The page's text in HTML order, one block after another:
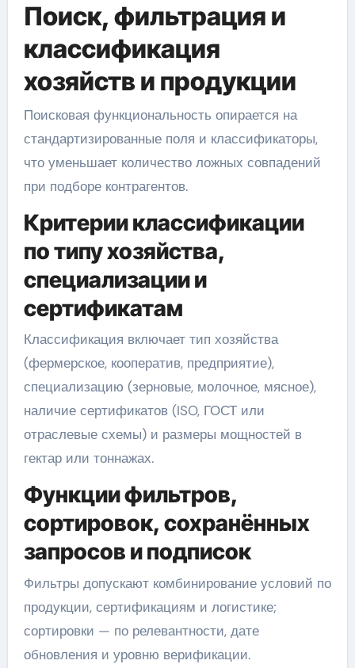
Поиск, фильтрация и
классификация
хозяйств и продукции
Поисковая функциональность опирается на
стандартизированные поля и классификаторы,
что уменьшает количество ложных совпадений
при подборе контрагентов.
Критерии классификации
по типу хозяйства,
специализации и
сертификатам
Классификация включает тип хозяйства
(фермерское, кооператив, предприятие),
специализацию (зерновые, молочное, мясное),
наличие сертификатов (ISO, ГОСТ или
отраслевые схемы) и размеры мощностей в
гектар или тоннажах.
Функции фильтров,
сортировок, сохранённых
запросов и подписок
Фильтры допускают комбинирование условий по
продукции, сертификациям и логистике;
сортировки — по релевантности, дате
обновления и уровню верификации.